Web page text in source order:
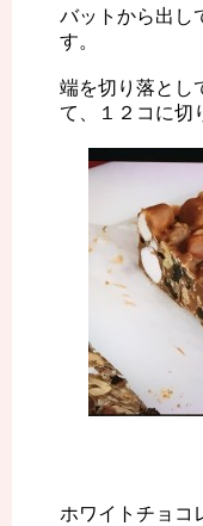
バットから出し
す。
端を切り落とし
て、１２コに切
ホワイトチョコ